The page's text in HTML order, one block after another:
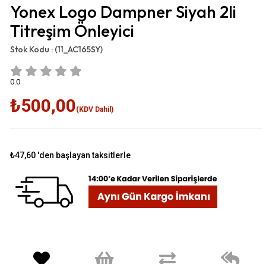
Yonex Logo Dampner Siyah 2li
Titreşim Önleyici
Stok Kodu : (11_AC165SY)
0.0
₺500,00(KDV Dahil)
₺47,60 'den başlayan taksitlerle